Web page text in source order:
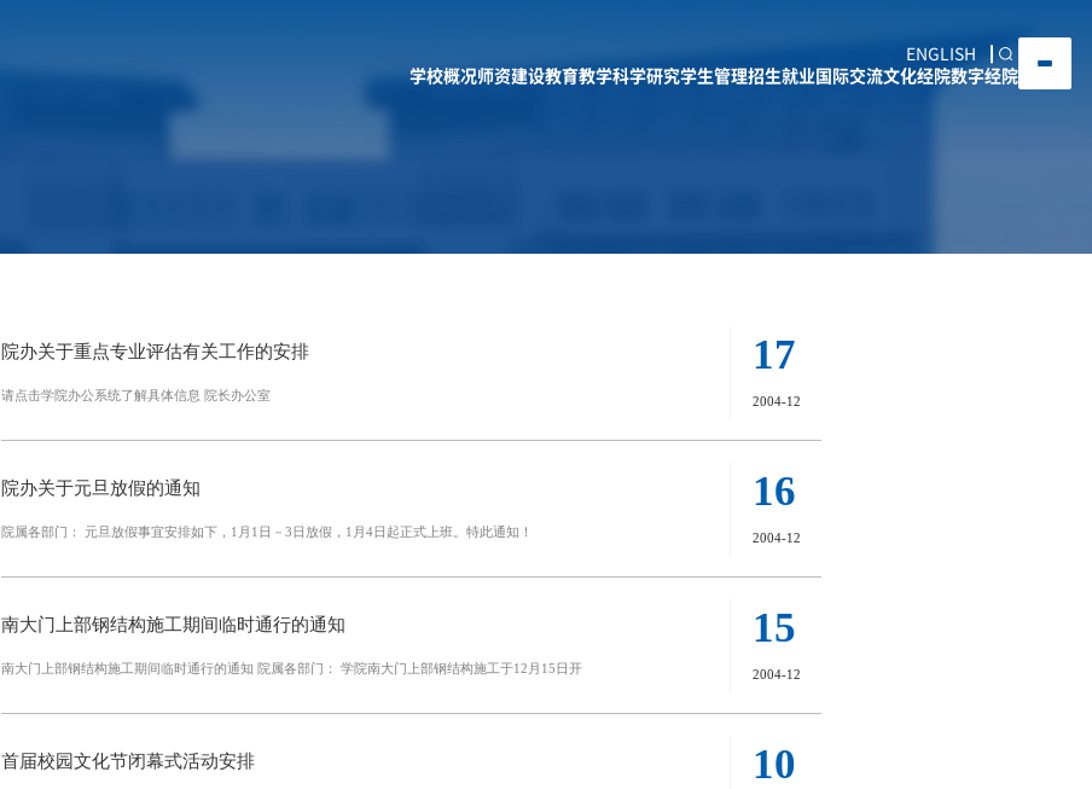
ENGLISH
学校概况师资建设教育教学科学研究学生管理招生就业国际交流文化经院数字经院
院办关于重点专业评估有关工作的安排
请点击学院办公系统了解具体信息 院长办公室
17
2004-12
院办关于元旦放假的通知
院属各部门： 元旦放假事宜安排如下，1月1日－3日放假，1月4日起正式上班。特此通知！
16
2004-12
南大门上部钢结构施工期间临时通行的通知
南大门上部钢结构施工期间临时通行的通知 院属各部门： 学院南大门上部钢结构施工于12月15日开
15
2004-12
首届校园文化节闭幕式活动安排 10